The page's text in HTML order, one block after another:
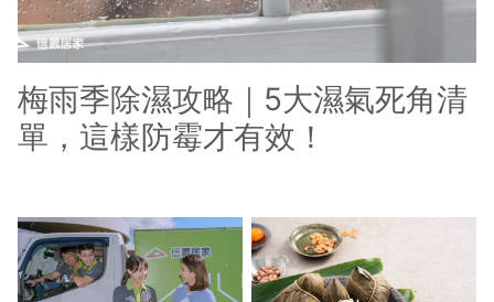
梅雨季除濕攻略｜5大濕氣死角清
單，這樣防霉才有效！